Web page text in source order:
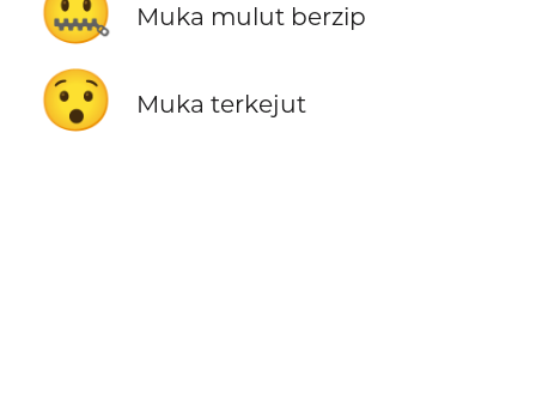
Muka mulut berzip
😯 Muka terkejut